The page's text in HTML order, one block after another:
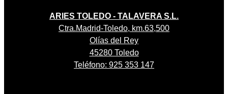
ARIES TOLEDO - TALAVERA S.L.
Ctra.Madrid-Toledo, km.63,500
Olías del Rey
45280 Toledo
Teléfono: 925 353 147